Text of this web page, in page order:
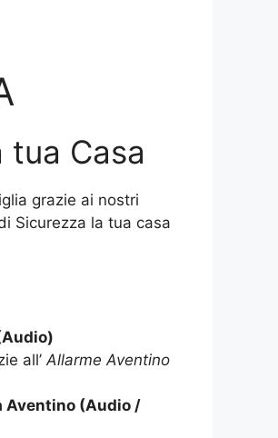
Casa
grazie ai nostri
Sicurezza la tua casa
all’Allarme Aventino
Aventino (Audio /